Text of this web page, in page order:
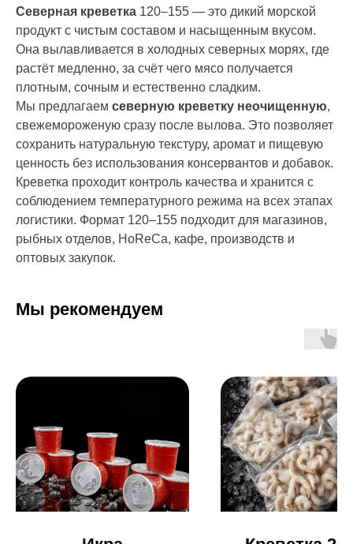
Северная креветка 120–155 — это дикий морской
продукт с чистым составом и насыщенным вкусом.
Она вылавливается в холодных северных морях, где
растёт медленно, за счёт чего мясо получается
плотным, сочным и естественно сладким.
Мы предлагаем северную креветку неочищенную,
свежемороженую сразу после вылова. Это позволяет
сохранить натуральную текстуру, аромат и пищевую
ценность без использования консервантов и добавок.
Креветка проходит контроль качества и хранится с
соблюдением температурного режима на всех этапах
логистики. Формат 120–155 подходит для магазинов,
рыбных отделов, HoReCa, кафе, производств и
оптовых закупок.
Мы рекомендуем